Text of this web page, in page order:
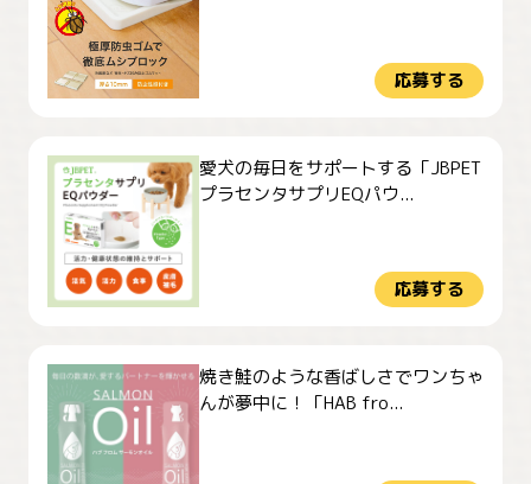
応募する
愛犬の毎日をサポートする「JBPET
プラセンタサプリEQパウ...
応募する
焼き鮭のような香ばしさでワンちゃ
んが夢中に！「HAB fro...